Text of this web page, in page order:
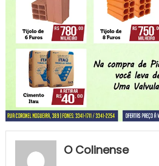
O Colinense